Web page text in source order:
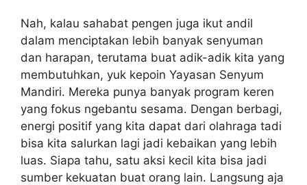
Nah, kalau sahabat pengen juga ikut andil
dalam menciptakan lebih banyak senyuman
dan harapan, terutama buat adik-adik kita yang
membutuhkan, yuk kepoin Yayasan Senyum
Mandiri. Mereka punya banyak program keren
yang fokus ngebantu sesama. Dengan berbagi,
energi positif yang kita dapat dari olahraga tadi
bisa kita salurkan lagi jadi kebaikan yang lebih
luas. Siapa tahu, satu aksi kecil kita bisa jadi
sumber kekuatan buat orang lain. Langsung aja